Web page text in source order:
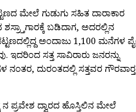
ಮೇಲೆ ಗುಡುಗು ಸಹಿತ ದಾರಾಕಾರ
ಬಡಿದಾಗ, ಅದರಲ್ಲಿನ
ಅಂದಾಜು 1,100 ಮನೆಗಳ
ಇದರಿಂದ ಸತ್ತ ಸಾವಿರಾರು ಜನರನ್ನು
ದುರಂತದಲ್ಲಿ ಸತ್ತವರ
ಪ್ರವೇಶ ದ್ವಾರದ ಹೊಸ್ತಿಲಿನ ಮೇಲೆ